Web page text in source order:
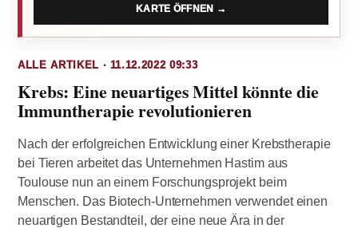
KARTE ÖFFNEN →
ALLE ARTIKEL · 11.12.2022 09:33
Krebs: Eine neuartiges Mittel könnte die
Immuntherapie revolutionieren
Nach der erfolgreichen Entwicklung einer Krebstherapie
bei Tieren arbeitet das Unternehmen Hastim aus
Toulouse nun an einem Forschungsprojekt beim
Menschen. Das Biotech-Unternehmen verwendet einen
neuartigen Bestandteil, der eine neue Ära in der